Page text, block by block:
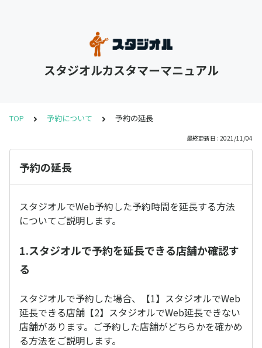
スタジオルカスタマーマニュアル
TOP 予約について 予約の延長
最終更新日 : 2021/11/04
予約の延長
スタジオルでWeb予約した予約時間を延長する方法
についてご説明します。
1.スタジオルで予約を延長できる店舗か確認す
る
スタジオルで予約した場合、【1】スタジオルでWeb
延長できる店舗【2】スタジオルでWeb延長できない
店舗があります。ご予約した店舗がどちらかを確かめ
る方法をご説明します。